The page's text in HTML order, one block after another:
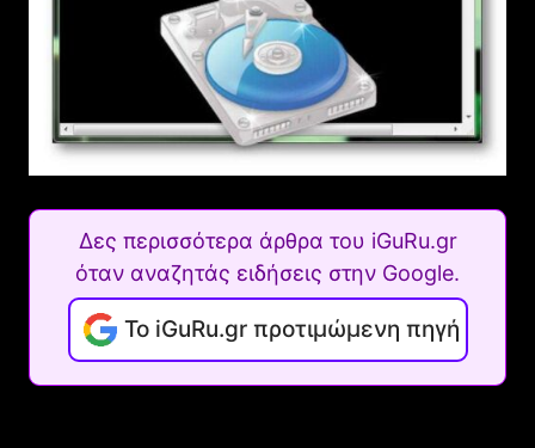
Δες περισσότερα άρθρα του iGuRu.gr
όταν αναζητάς ειδήσεις στην Google.
Το iGuRu.gr προτιμώμενη πηγή